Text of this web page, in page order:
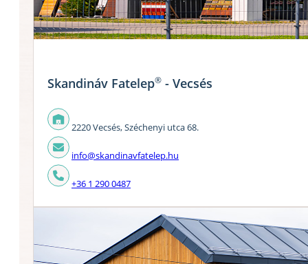
Skandináv Fatelep® - Vecsés
2220 Vecsés, Széchenyi utca 68.
info@skandinavfatelep.hu
+36 1 290 0487